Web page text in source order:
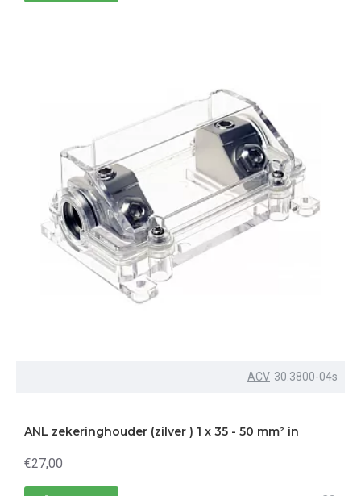
ACV 30.3800-04s
ANL zekeringhouder (zilver ) 1 x 35 - 50 mm² in
€27,00